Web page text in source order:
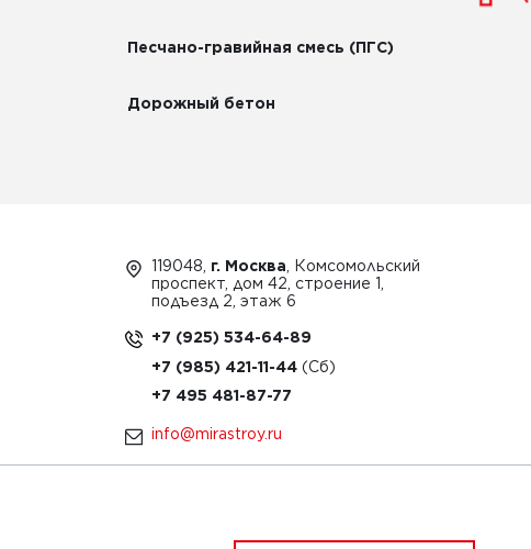
Песчано-гравийная смесь (ПГС)
Дорожный бетон
119048, г. Москва , Комсомольский
проспект, дом 42, строение 1,
подъезд 2, этаж 6
+7 (925) 534-64-89
+7 (985) 421-11-44
+7 495 481-87-77
info@mirastroy.ru